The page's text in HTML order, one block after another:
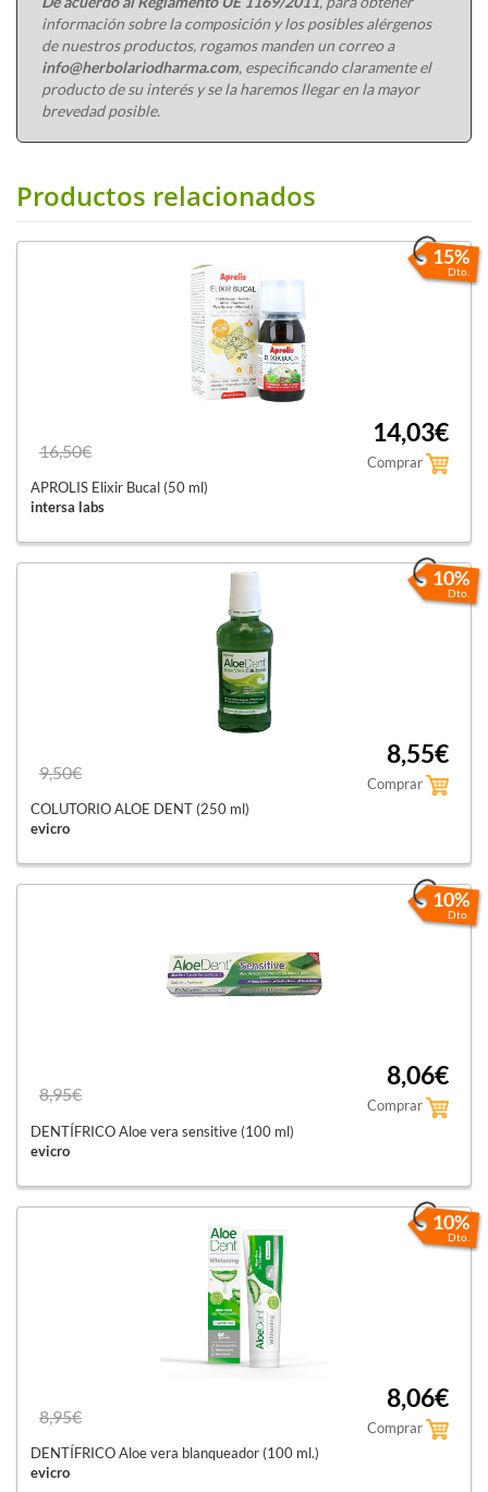
información sobre la composición y los posibles alérgenos
de nuestros productos, rogamos manden un correo a
info@herbolariodharma.com, especificando claramente el
producto de su interés y se la haremos llegar en la mayor
brevedad posible.
Productos relacionados
15%
Dto.
16,50€
14,03€
Comprar
APROLIS Elixir Bucal (50 ml)
intersa labs
10%
Dto.
9,50€
8,55€
Comprar
COLUTORIO ALOE DENT (250 ml)
evicro
10%
Dto.
8,95€
8,06€
Comprar
DENTÍFRICO Aloe vera sensitive (100 ml)
evicro
10%
Dto.
8,95€
8,06€
Comprar
DENTÍFRICO Aloe vera blanqueador (100 ml.)
evicro